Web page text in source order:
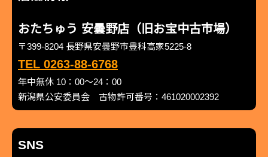
おたちゅう 安曇野店（旧お宝中古市場）
〒399-8204 長野県安曇野市豊科高家5225-8
TEL 0263-88-6768
年中無休 10：00～24：00
新潟県公安委員会 古物許可番号：461020002392
SNS